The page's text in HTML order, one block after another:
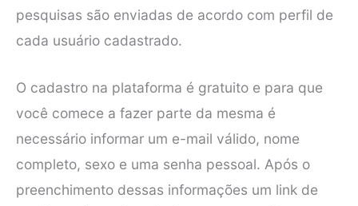
pesquisas são enviadas de acordo com perfil de
cada usuário cadastrado.
O cadastro na plataforma é gratuito e para que
você comece a fazer parte da mesma é
necessário informar um e-mail válido, nome
completo, sexo e uma senha pessoal. Após o
preenchimento dessas informações um link de